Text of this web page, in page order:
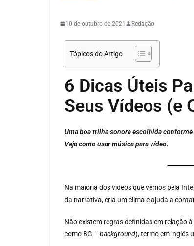
10 de outubro de 2021 Redação
Tópicos do Artigo
6 Dicas Úteis
Seus Vídeos (e
Uma boa trilha sonora escolhida
Veja como usar música para vídeo.
Na maioria dos vídeos que vemos pela
da narrativa, cria um clima e ajuda a
Não existem regras definidas em relação
como BG – background), termo em inglês